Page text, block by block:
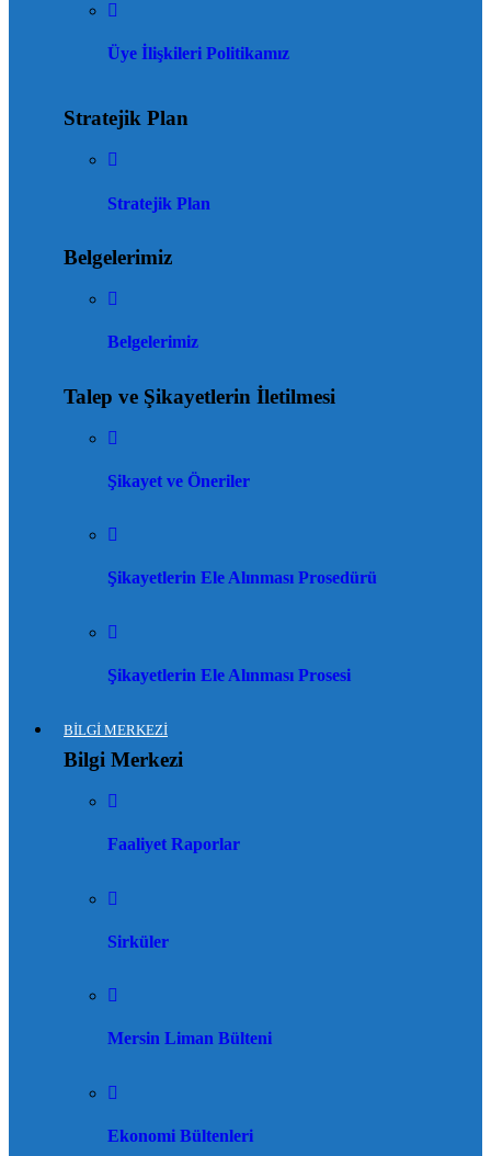
Üye İlişkileri Politikamız
Stratejik Plan
Stratejik Plan
Belgelerimiz
Belgelerimiz
Talep ve Şikayetlerin İletilmesi
Şikayet ve Öneriler
Şikayetlerin Ele Alınması Prosedürü
Şikayetlerin Ele Alınması Prosesi
BİLGİ MERKEZİ
Bilgi Merkezi
Faaliyet Raporlar
Sirküler
Mersin Liman Bülteni
Ekonomi Bültenleri